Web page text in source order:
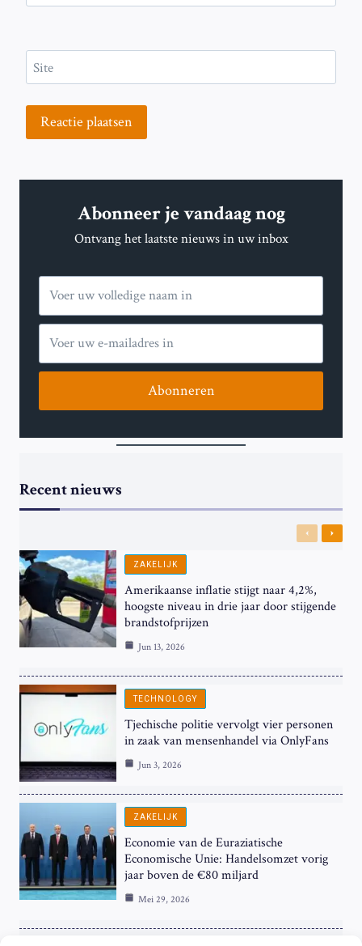
Site
Abonneer je vandaag nog
Ontvang het laatste nieuws in uw inbox
Abonneren
Recent nieuws
Previous
Next
ZAKELIJK
Amerikaanse inflatie stijgt naar 4,2%,
hoogste niveau in drie jaar door stijgende
brandstofprijzen
Jun 13, 2026
TECHNOLOGY
Tjechische politie vervolgt vier personen
in zaak van mensenhandel via OnlyFans
Jun 3, 2026
ZAKELIJK
Economie van de Euraziatische
Economische Unie: Handelsomzet vorig
jaar boven de €80 miljard
Mei 29, 2026